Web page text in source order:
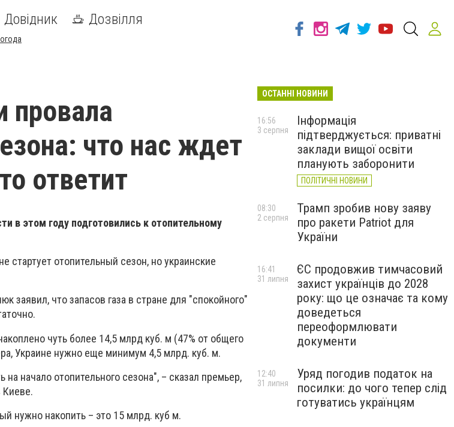
Довідник Дозвілля
провала
что нас ждет
ответит
в этом году подготовились к отопительному
стартует отопительный сезон, но украинские
заявил, что запасов газа в стране для "спокойного"
чуть более 14,5 млрд куб. м (47% от общего
Украине нужно еще минимум 4,5 млрд. куб. м.
начало отопительного сезона", – сказал премьер,
Киеве.
нужно накопить – это 15 млрд. куб м.
ОСТАННІ НОВИНИ
Інформація
підтверджується: приватні
заклади вищої освіти
планують заборонити
ПОЛІТИЧНІ НОВИНИ
16:56
3 серпня
Трамп зробив нову заяву
про ракети Patriot для
України
08:30
2 серпня
ЄС продовжив тимчасовий
захист українців до 2028
року: що це означає та кому
доведеться
переоформлювати
документи
16:41
31 липня
Уряд погодив податок на
посилки: до чого тепер слід
готуватись українцям
12:40
31 липня